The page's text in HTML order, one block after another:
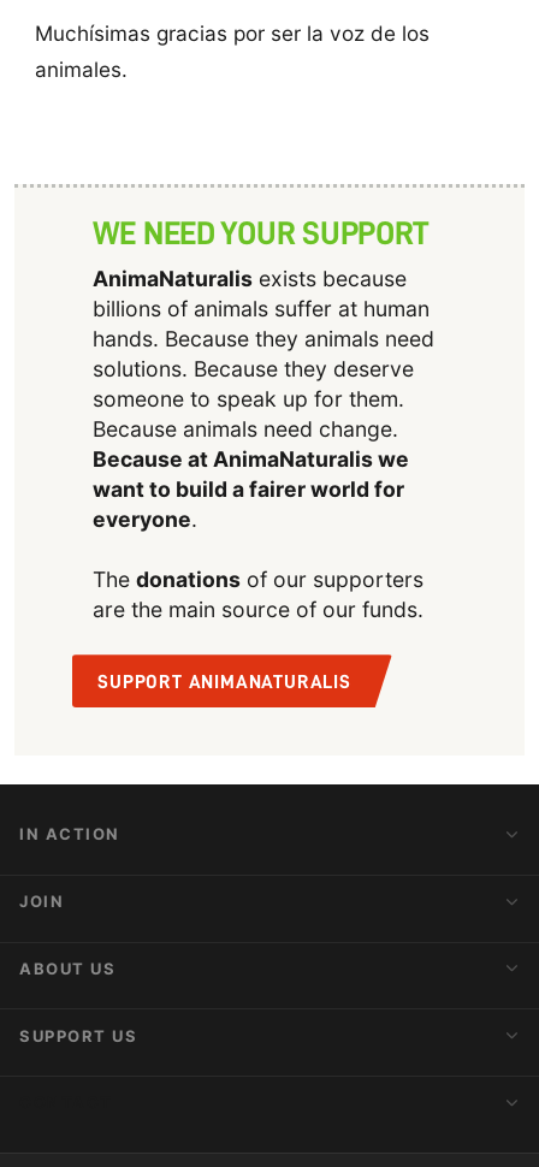
Muchísimas gracias por ser la voz de los
animales.
WE NEED YOUR SUPPORT
AnimaNaturalisexists because
billions of animals suffer at human
hands. Because they animals need
solutions. Because they deserve
someone to speak up for them.
Because animals need change.
Because at AnimaNaturalis we
want to build a fairer world for
everyone.
The donationsof our supporters
are the main source of our funds.
SUPPORT ANIMANATURALIS
IN ACTION
Action Alerts
JOIN
Activist Network
ABOUT US
SUPPORT US
Donor Care